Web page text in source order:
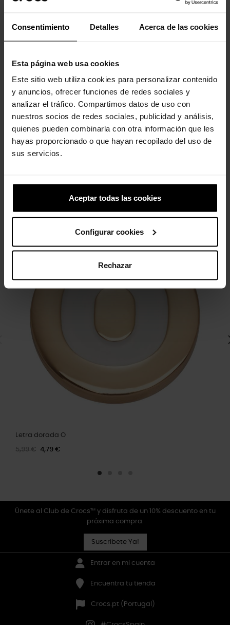
Consentimiento Detalles Acerca de las cookies
Esta página web usa cookies
Este sitio web utiliza cookies para personalizar contenido
y anuncios, ofrecer funciones de redes sociales y
analizar el tráfico. Compartimos datos de uso con
nuestros socios de redes sociales, publicidad y análisis,
quienes pueden combinarla con otra información que les
hayas proporcionado o que hayan recopilado del uso de
sus servicios.
Aceptar todas las cookies
Configurar cookies
Rechazar
-20%
Zuecos unisex Classic U
-20%
Gema círculo rosa oscuro
Letra dorada O
5,99 € 4,79 €
Únete al Club de Crocs™ y disfruta de un 10% descuento en tu
próxima compra.
Suscríbete Ya!
Entrar en mi cuenta
Encuentra tu tienda
Crocs.pt (Portugal)